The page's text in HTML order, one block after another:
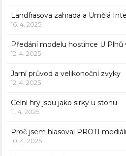
Landfrasova zahrada a Umělá
16. 4. 2025
Předání modelu hostince U Plhů
12. 4. 2025
Jarní průvod a velikonoční zvyky
12. 4. 2025
Celní hry jsou jako sirky u stohu
11. 4. 2025
Proč jsem hlasoval PROTI
10. 4. 2025